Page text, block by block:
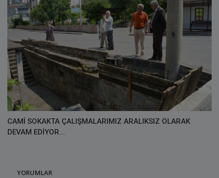
CAMİ SOKAKTA ÇALIŞMALARIMIZ ARALIKSIZ OLARAK
DEVAM EDİYOR...
YORUMLAR